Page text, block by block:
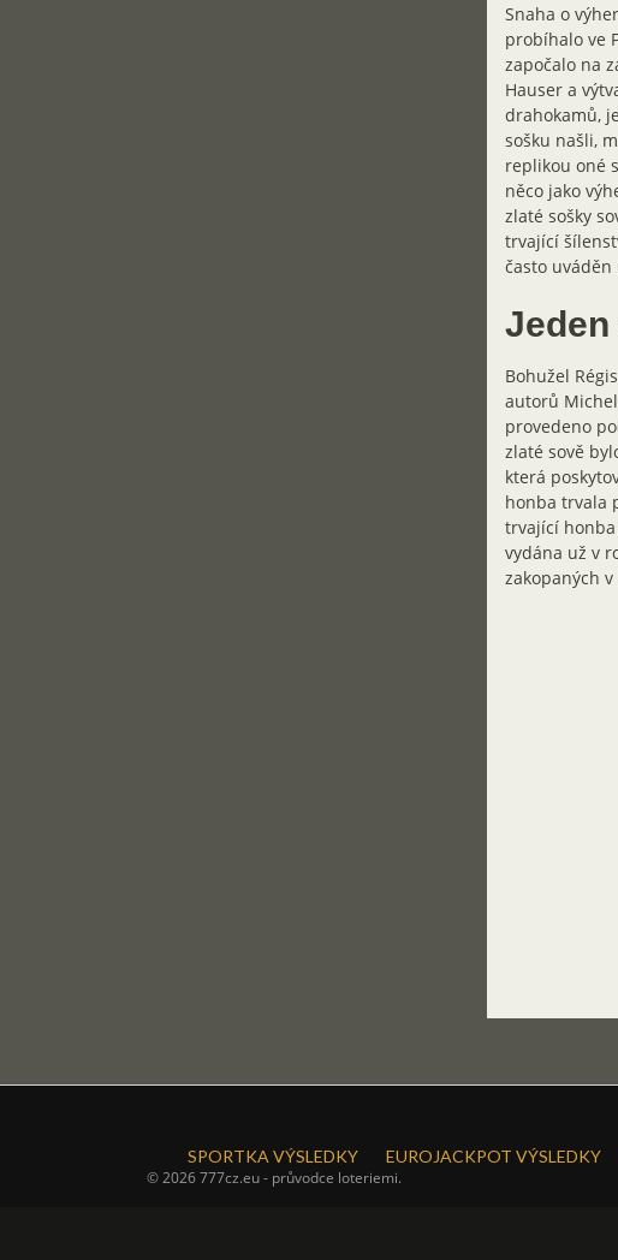
Snaha o
probíhalo ve
započalo na
Hauser a
drahokamů,
sošku našli,
replikou oné
něco jako
zlaté sošky
trvající
často
Bohužel
autorů
provedeno
zlaté sově
která
honba trvala
trvající honba
vydána už v
zakopaných
SPORTKA VÝSLEDKY EUROJACKPOT VÝSLEDKY
© 2026 777cz.eu - průvodce loteriemi.